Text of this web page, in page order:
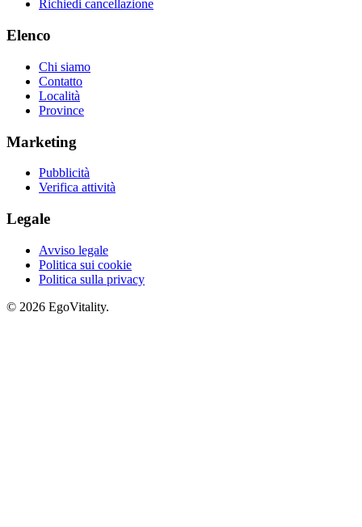
Richiedi cancellazione
Elenco
Chi siamo
Contatto
Località
Province
Marketing
Pubblicità
Verifica attività
Legale
Avviso legale
Politica sui cookie
Politica sulla privacy
© 2026 EgoVitality.